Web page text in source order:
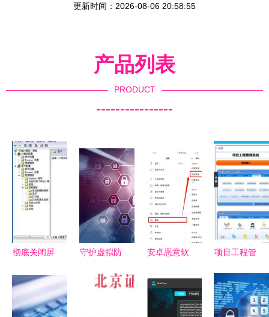
更新时间：2026-08-06 20:58:55
产品列表
PRODUCT
----------------
彻底关闭屏
的方法避免
长时间不动
守护虚拟防
全与信息保
安卓恶意软
iOS的47倍
以上，国产
项目工程管
免费下载指
南 多特软